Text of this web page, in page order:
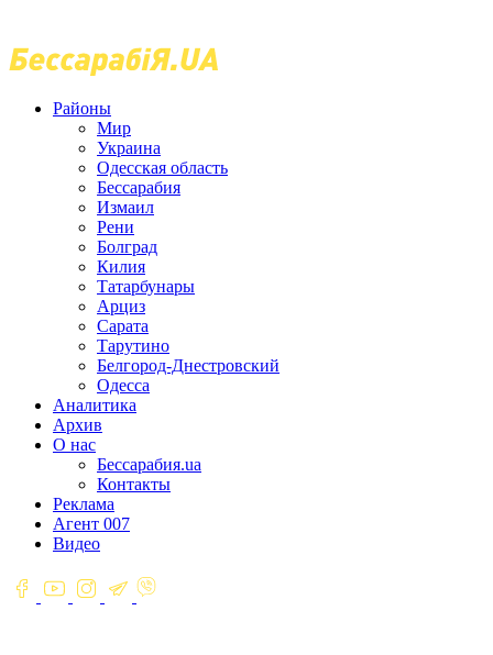
Районы
Мир
Украина
Одесская область
Бессарабия
Измаил
Рени
Болград
Килия
Татарбунары
Арциз
Сарата
Тарутино
Белгород-Днестровский
Одесса
Аналитика
Архив
О нас
Бессарабия.ua
Контакты
Реклама
Агент 007
Видео